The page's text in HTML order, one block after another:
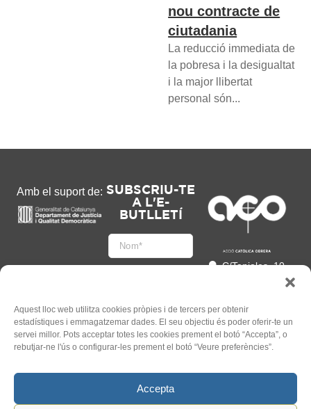
Aquest lloc web utilitza cookies pròpies i de tercers per obtenir
estadístiques i emmagatzemar dades. El seu objectiu és poder oferir-te un
servei millor. Pots acceptar totes les cookies prement el botó “Accepta”, o
rebutjar-ne l'ús o configurar-les prement el botó “Veure preferències”.
Accepta
nou contracte de
ciutadania
La reducció immediata de
la pobresa i la desigualtat
i la major llibertat
personal són...
Amb el suport de: SUBSCRIU-TE
A L'E-
BUTLLETÍ
Accepto
l'Informació legal
C/Tapioles, 10
93 505 86 86
hola@acocat.org